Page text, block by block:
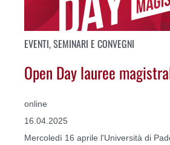
EVENTI, SEMINARI E CONVEGNI
Open Day lauree
online
16.04.2025
Mercoledì 16 aprile l'Università di